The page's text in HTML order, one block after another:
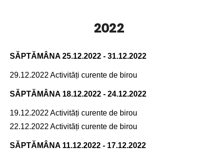
2022
SĂPTĂMÂNA 25.12.2022 - 31.12.2022
29.12.2022 Activități curente de birou
SĂPTĂMÂNA 18.12.2022 - 24.12.2022
19.12.2022 Activități curente de birou
22.12.2022 Activități curente de birou
SĂPTĂMÂNA 11.12.2022 - 17.12.2022